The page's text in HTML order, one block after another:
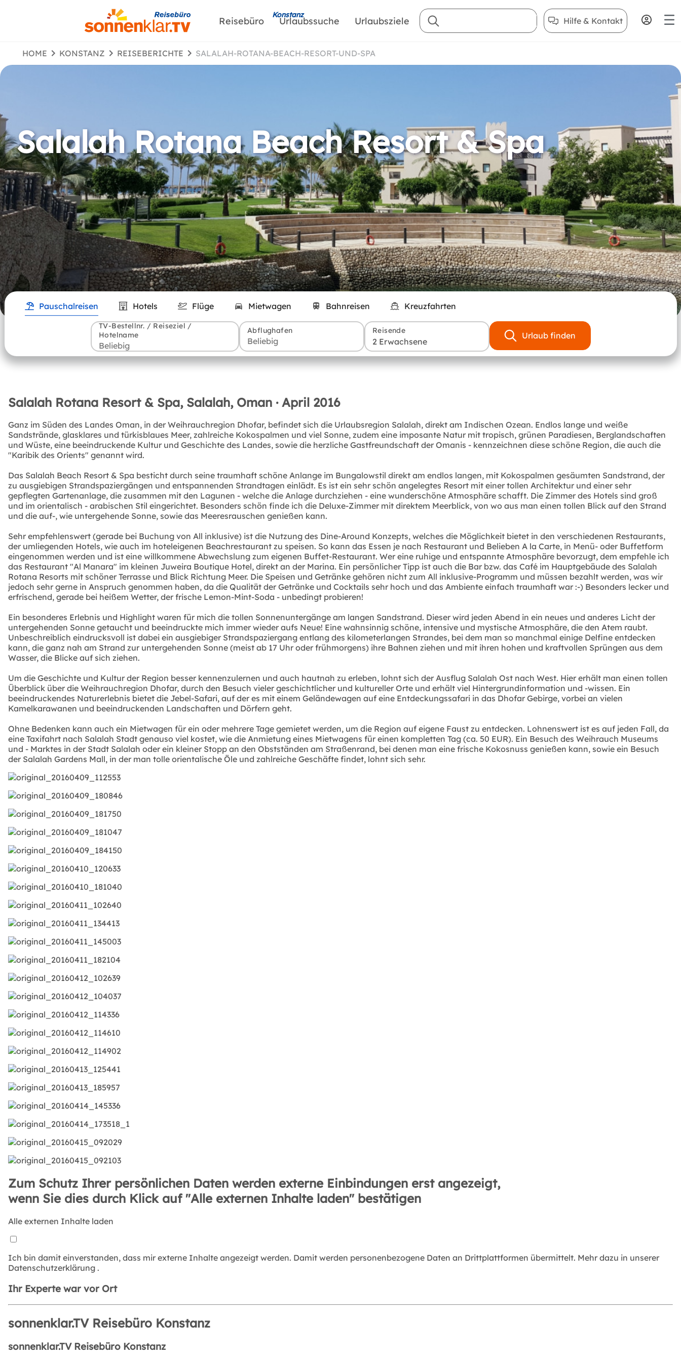
Konstanz
Reisebüro Urlaubssuche Urlaubsziele Hilfe & Kontakt
HOME KONSTANZ REISEBERICHTE SALALAH-ROTANA-BEACH-RESORT-UND-SPA
Salalah Rotana Beach Resort & Spa
Pauschalreisen Hotels Flüge Mietwagen Bahnreisen Kreuzfahrten
TV-Bestellnr. / Reiseziel /
Hotelname
Abflughafen Reisende
2 Erwachsene
Urlaub finden
Salalah Rotana Resort & Spa, Salalah, Oman · April 2016
Ganz im Süden des Landes Oman, in der Weihrauchregion Dhofar, befindet sich die Urlaubsregion Salalah, direkt am Indischen Ozean. Endlos lange und weiße
Sandstrände, glasklares und türkisblaues Meer, zahlreiche Kokospalmen und viel Sonne, zudem eine imposante Natur mit tropisch, grünen Paradiesen, Berglandschaften
und Wüste, eine beeindruckende Kultur und Geschichte des Landes, sowie die herzliche Gastfreundschaft der Omanis - kennzeichnen diese schöne Region, die auch die
"Karibik des Orients" genannt wird.
Das Salalah Beach Resort & Spa besticht durch seine traumhaft schöne Anlange im Bungalowstil direkt am endlos langen, mit Kokospalmen gesäumten Sandstrand, der
zu ausgiebigen Strandspaziergängen und entspannenden Strandtagen einlädt. Es ist ein sehr schön angelegtes Resort mit einer tollen Architektur und einer sehr
gepflegten Gartenanlage, die zusammen mit den Lagunen - welche die Anlage durchziehen - eine wunderschöne Atmosphäre schafft. Die Zimmer des Hotels sind groß
und im orientalisch - arabischen Stil eingerichtet. Besonders schön finde ich die Deluxe-Zimmer mit direktem Meerblick, von wo aus man einen tollen Blick auf den Strand
und die auf-, wie untergehende Sonne, sowie das Meeresrauschen genießen kann.
Sehr empfehlenswert (gerade bei Buchung von All inklusive) ist die Nutzung des Dine-Around Konzepts, welches die Möglichkeit bietet in den verschiedenen Restaurants,
der umliegenden Hotels, wie auch im hoteleigenen Beachrestaurant zu speisen. So kann das Essen je nach Restaurant und Belieben A la Carte, in Menü- oder Buffetform
eingenommen werden und ist eine willkommene Abwechslung zum eigenen Buffet-Restaurant. Wer eine ruhige und entspannte Atmosphäre bevorzugt, dem empfehle ich
das Restaurant "Al Manara" im kleinen Juweira Boutique Hotel, direkt an der Marina. Ein persönlicher Tipp ist auch die Bar bzw. das Café im Hauptgebäude des Salalah
Rotana Resorts mit schöner Terrasse und Blick Richtung Meer. Die Speisen und Getränke gehören nicht zum All inklusive-Programm und müssen bezahlt werden, was wir
jedoch sehr gerne in Anspruch genommen haben, da die Qualität der Getränke und Cocktails sehr hoch und das Ambiente einfach traumhaft war :-) Besonders lecker und
erfrischend, gerade bei heißem Wetter, der frische Lemon-Mint-Soda - unbedingt probieren!
Ein besonderes Erlebnis und Highlight waren für mich die tollen Sonnenuntergänge am langen Sandstrand. Dieser wird jeden Abend in ein neues und anderes Licht der
untergehenden Sonne getaucht und beeindruckte mich immer wieder aufs Neue! Eine wahnsinnig schöne, intensive und mystische Atmosphäre, die den Atem raubt.
Unbeschreiblich eindrucksvoll ist dabei ein ausgiebiger Strandspaziergang entlang des kilometerlangen Strandes, bei dem man so manchmal einige Delfine entdecken
kann, die ganz nah am Strand zur untergehenden Sonne (meist ab 17 Uhr oder frühmorgens) ihre Bahnen ziehen und mit ihren hohen und kraftvollen Sprüngen aus dem
Wasser, die Blicke auf sich ziehen.
Um die Geschichte und Kultur der Region besser kennenzulernen und auch hautnah zu erleben, lohnt sich der Ausflug Salalah Ost nach West. Hier erhält man einen tollen
Überblick über die Weihrauchregion Dhofar, durch den Besuch vieler geschichtlicher und kultureller Orte und erhält viel Hintergrundinformation und -wissen. Ein
beeindruckendes Naturerlebnis bietet die Jebel-Safari, auf der es mit einem Geländewagen auf eine Entdeckungssafari in das Dhofar Gebirge, vorbei an vielen
Kamelkarawanen und beeindruckenden Landschaften und Dörfern geht.
Ohne Bedenken kann auch ein Mietwagen für ein oder mehrere Tage gemietet werden, um die Region auf eigene Faust zu entdecken. Lohnenswert ist es auf jeden Fall, da
eine Taxifahrt nach Salalah Stadt genauso viel kostet, wie die Anmietung eines Mietwagens für einen kompletten Tag (ca. 50 EUR). Ein Besuch des Weihrauch Museums
und - Marktes in der Stadt Salalah oder ein kleiner Stopp an den Obstständen am Straßenrand, bei denen man eine frische Kokosnuss genießen kann, sowie ein Besuch
der Salalah Gardens Mall, in der man tolle orientalische Öle und zahlreiche Geschäfte findet, lohnt sich sehr.
Zum Schutz Ihrer persönlichen Daten werden externe Einbindungen erst angezeigt,
wenn Sie dies durch Klick auf "Alle externen Inhalte laden" bestätigen
Alle externen Inhalte laden
Ich bin damit einverstanden, dass mir externe Inhalte angezeigt werden. Damit werden personenbezogene Daten an Drittplattformen übermittelt. Mehr dazu in unserer
Datenschutzerklärung .
Ihr Experte war vor Ort
sonnenklar.TV Reisebüro Konstanz
sonnenklar.TV Reisebüro Konstanz